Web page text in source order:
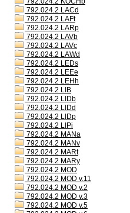
792.024.2 LACd
792.024.2 LAFt
792.024.2 LARp
792.024.2 LAVb
792.024.2 LAVc
792.024.2 LAWd
792.024.2 LEDs
792.024.2 LEEe
792.024.2 LEHh
792.024.2 LIB
792.024.2 LIDb
792.024.2 LIDd
792.024.2 LIDp
792.024.2 LIPi
792.024.2 MANa
792.024.2 MANv
792.024.2 MARt
792.024.2 MARy
792.024.2 MOD
792.024.2 MOD v.11
792.024.2 MOD v.2
792.024.2 MOD v.3
792.024.2 MOD v.5